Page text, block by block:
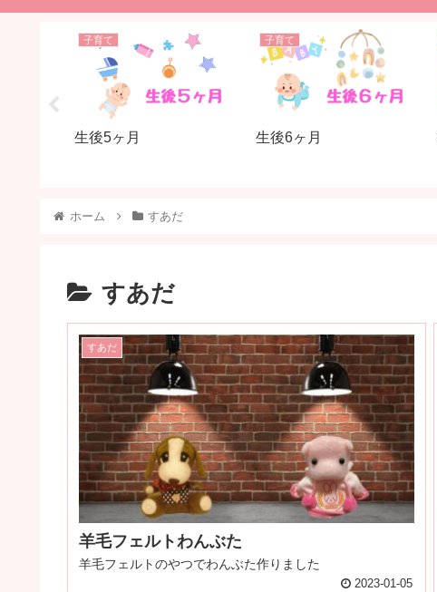
子育て
生後5ヶ月
子育て
生後6ヶ月
ホーム すあだ
すあだ
すあだ
羊毛フェルトわんぶた
羊毛フェルトのやつでわんぶた作りました
2023-01-05